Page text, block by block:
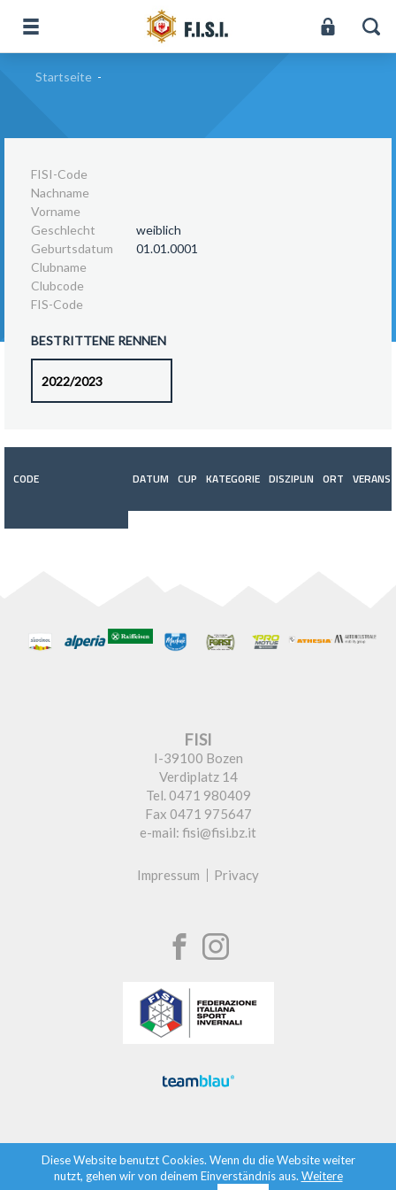
Startseite -
FISI-Code
Nachname
Vorname
Geschlecht
weiblich
Geburtsdatum
01.01.0001
Clubname
Clubcode
FIS-Code
BESTRITTENE RENNEN
CODE DATUM CUP KATEGORIE DISZIPLIN ORT
FISI
I-39100 Bozen
Verdiplatz 14
Tel. 0471 980409
Fax 0471 975647
e-mail: fisi@fisi.bz.it
Impressum Privacy
Diese Website benutzt Cookies. Wenn du die Website weiter
nutzt, gehen wir von deinem Einverständnis aus. Weitere